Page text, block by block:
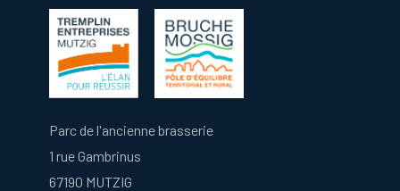
Parc de l'ancienne brasserie
1 rue Gambrinus
67190 MUTZIG